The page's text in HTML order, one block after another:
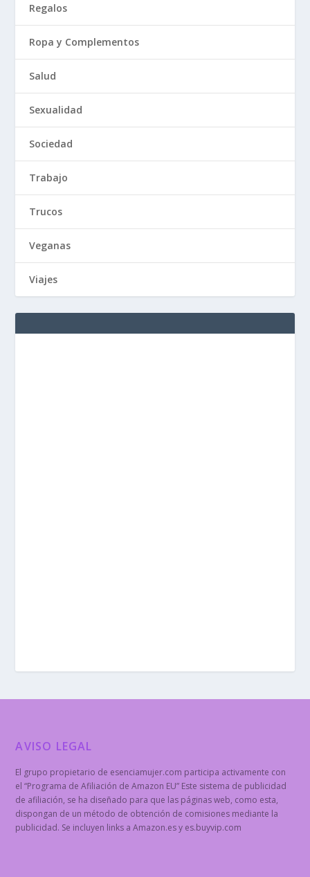
Regalos
Ropa y Complementos
Salud
Sexualidad
Sociedad
Trabajo
Trucos
Veganas
Viajes
AVISO LEGAL
El grupo propietario de esenciamujer.com participa activamente con
el “Programa de Afiliación de Amazon EU” Este sistema de publicidad
de afiliación, se ha diseñado para que las páginas web, como esta,
dispongan de un método de obtención de comisiones mediante la
publicidad. Se incluyen links a Amazon.es y es.buyvip.com